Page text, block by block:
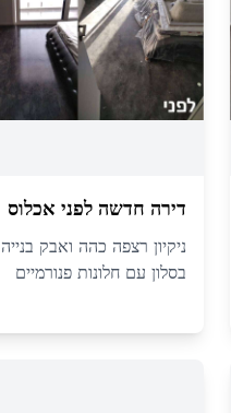
דירה חדשה לפני אכלוס
ניקיון רצפה כהה ואבק בנייה
בסלון עם חלונות פנורמיים